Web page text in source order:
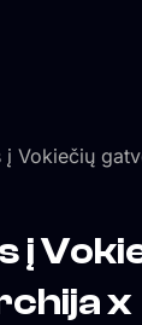
į Vokiečių
į
x